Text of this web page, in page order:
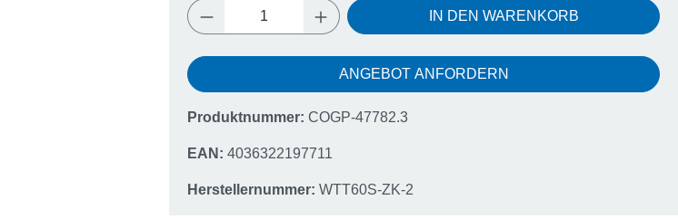
Produkt Anzahl: Gib den gewünschten Wert ein
IN DEN WARENKORB
ANGEBOT ANFORDERN
Produktnummer: COGP-47782.3
EAN: 4036322197711
Herstellernummer: WTT60S-ZK-2